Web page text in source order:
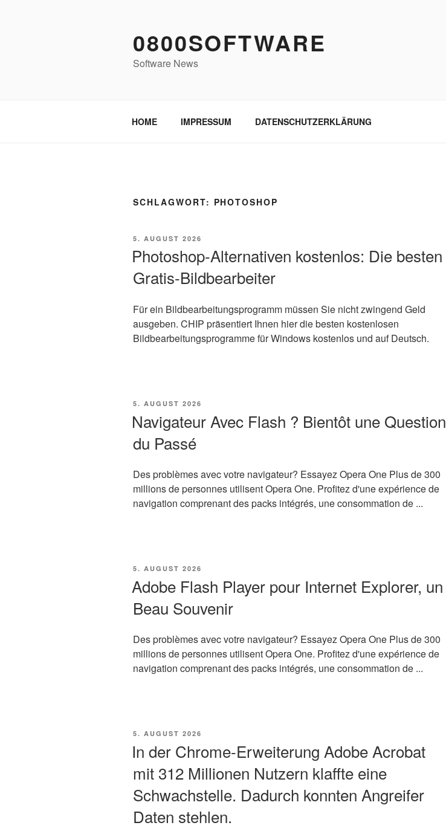
0800SOFTWARE
Software News
HOME IMPRESSUM DATENSCHUTZERKLÄRUNG
SCHLAGWORT: PHOTOSHOP
VERÖFFENTLICHT
5. AUGUST 2026
Photoshop-Alternativen kostenlos: Die besten
Gratis-Bildbearbeiter
Für ein Bildbearbeitungsprogramm müssen Sie nicht zwingend Geld
ausgeben. CHIP präsentiert Ihnen hier die besten kostenlosen
Bildbearbeitungsprogramme für Windows kostenlos und auf Deutsch.
VERÖFFENTLICHT
5. AUGUST 2026
Navigateur Avec Flash ? Bientôt une Question
du Passé
Des problèmes avec votre navigateur? Essayez Opera One Plus de 300
millions de personnes utilisent Opera One. Profitez d'une expérience de
navigation comprenant des packs intégrés, une consommation de ...
VERÖFFENTLICHT
5. AUGUST 2026
Adobe Flash Player pour Internet Explorer, un
Beau Souvenir
Des problèmes avec votre navigateur? Essayez Opera One Plus de 300
millions de personnes utilisent Opera One. Profitez d'une expérience de
navigation comprenant des packs intégrés, une consommation de ...
VERÖFFENTLICHT
5. AUGUST 2026
In der Chrome-Erweiterung Adobe Acrobat
mit 312 Millionen Nutzern klaffte eine
Schwachstelle. Dadurch konnten Angreifer
Daten stehlen.